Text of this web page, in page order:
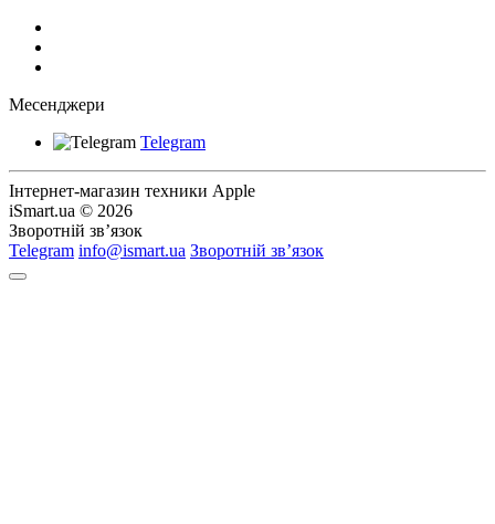
Месенджери
Telegram
Інтернет-магазин техники Apple
iSmart.ua © 2026
Зворотній зв’язок
Telegram info@ismart.ua Зворотній зв’язок